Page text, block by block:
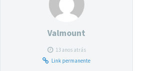
Valmount
13 anos atrás
Link permanente